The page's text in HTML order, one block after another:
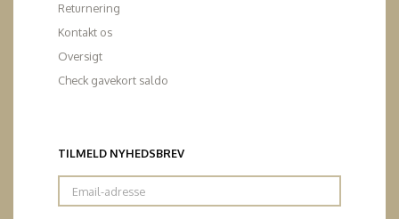
Returnering
Kontakt os
Oversigt
Check gavekort saldo
TILMELD NYHEDSBREV
Email-
adresse